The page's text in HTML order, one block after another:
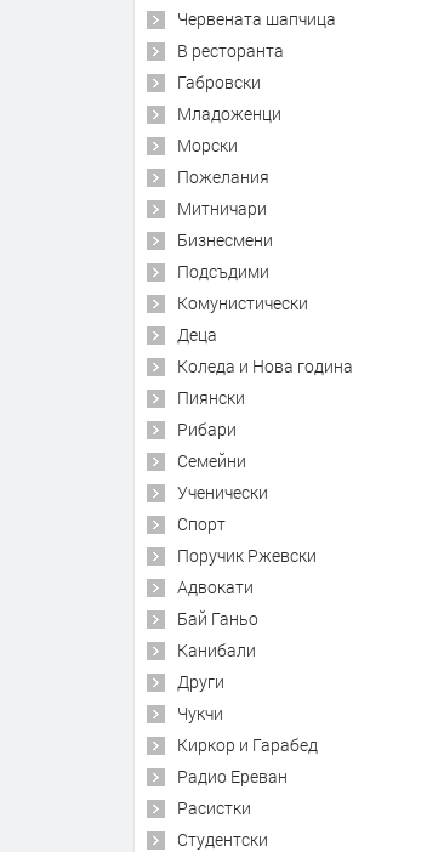
Червената шапчица
В ресторанта
Габровски
Младоженци
Морски
Пожелания
Митничари
Бизнесмени
Подсъдими
Комунистически
Деца
Коледа и Нова година
Пиянски
Рибари
Семейни
Ученически
Спорт
Поручик Ржевски
Адвокати
Бай Ганьо
Канибали
Други
Чукчи
Киркор и Гарабед
Радио Ереван
Расистки
Студентски